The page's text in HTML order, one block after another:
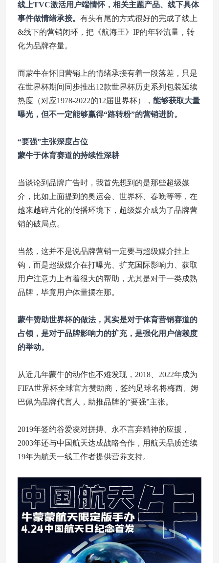
线上TVC激活用户端情怀，相关主题产品、线下具体
事件做情绪承接。 有头有尾的方式很好的完成了线上
&线下的营销闭环，把《航海王》IP的年轻流量，转
化为品牌存量。
而蒙牛在怀旧营销上的情绪承接有着一段落差，只是
在世界杯期间同步推出12款世界杯历史系列包装延续
热度（对应1978-2022的12届世界杯）， 能够获取大量
曝光，但不一定能够赢得“路转粉”的营销进阶。
“要强”主张深度占位
蒙牛于体育赛道的持续性深耕
当谈论到品牌广告时，我首先想到的是那些超级媒
介，比如上面提到的奥运会、世界杯、春晚等等，在
越来越碎片化的传播环境下，超级媒介成为了品牌营
销的破局点。
当然，这并不是说品牌营销一定要与超级媒介挂上
钩，而是超级媒介在打曝光、扩充国际影响力、获取
用户注意力上有着很大的帮助，尤其是对于一类成熟
品牌，毕竟用户体量摆在那。
蒙牛赞助世界杯的做法，其实是对于体育营销赛道的
占领，是对于品牌影响力的扩充，是强化用户信赖度
的举动。
从近几年蒙牛的动作也不难发现，2018、2022年成为
FIFA世界杯全球官方赞助商，签约足球名将梅西、姆
巴佩为品牌代言人，助推品牌的“要强”主张。
2019年签约谷爱凌对拼搏、永不言弃精神的应援，
2003年还与中国航天达成战略合作，用航天品质连续
19年为航天一线工作者提供营养支持。